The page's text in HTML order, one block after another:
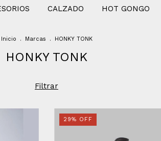
CALZADO HOT GONGO
Inicio . Marcas . HONKY TONK
HONKY TONK
Filtrar
29% OFF